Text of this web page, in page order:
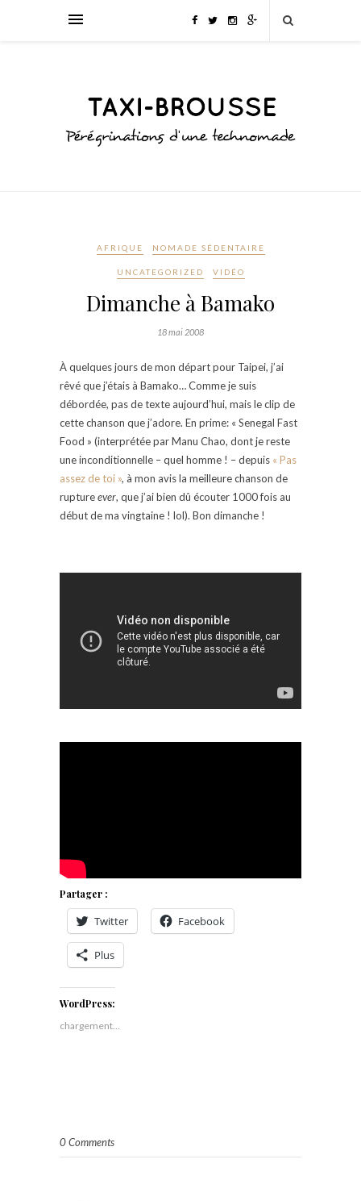
AFRIQUE NOMADE SÉDENTAIRE
UNCATEGORIZED VIDÉO
Dimanche à Bamako
18 mai 2008
À quelques jours de mon départ pour Taipei, j’ai
rêvé que j’étais à Bamako… Comme je suis
débordée, pas de texte aujourd’hui, mais le clip de
cette chanson que j’adore. En prime: « Senegal Fast
Food » (interprétée par Manu Chao, dont je reste
une inconditionnelle – quel homme ! – depuis « Pas
assez de toi », à mon avis la meilleure chanson de
ruptureever, que j’ai bien dû écouter 1000 fois au
début de ma vingtaine ! lol). Bon dimanche !
Partager :
Twitter Facebook
Plus
WordPress:
chargement…
0 Comments